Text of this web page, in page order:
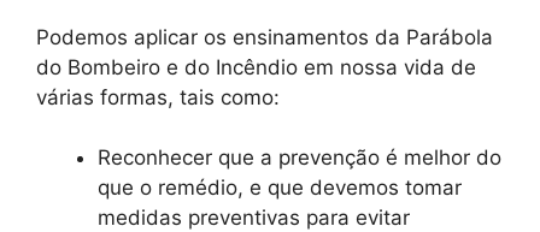
Podemos aplicar os ensinamentos da Parábola
do Bombeiro e do Incêndio em nossa vida de
várias formas, tais como:
Reconhecer que a prevenção é melhor do
que o remédio, e que devemos tomar
medidas preventivas para evitar